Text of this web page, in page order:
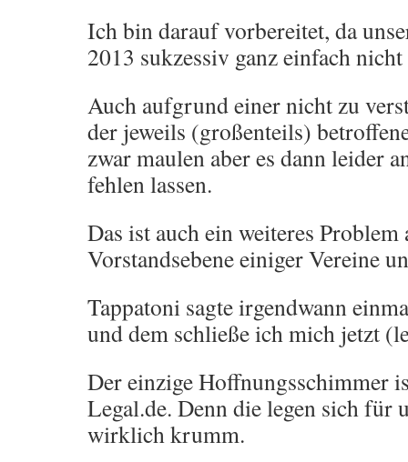
Ich bin darauf vorbereitet, da
2013 sukzessiv ganz einfach
Auch aufgrund einer nicht zu
der jeweils (großenteils)
zwar maulen aber es dann leider
fehlen lassen.
Das ist auch ein weiteres Problem
Vorstandsebene einiger Vereine
Tappatoni sagte irgendwann
und dem schließe ich mich jetzt
Der einzige Hoffnungsschimmer
Legal.de. Denn die legen sich für
wirklich krumm.